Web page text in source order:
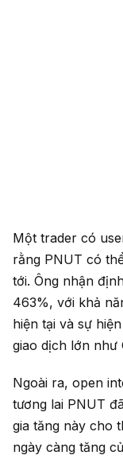
Một trader có
rằng PNUT có
tới. Ông nhận
463%, với khả
hiện tại và sự
giao dịch lớn như
Ngoài ra, open
tương lai PNUT
gia tăng này cho
ngày càng tăng